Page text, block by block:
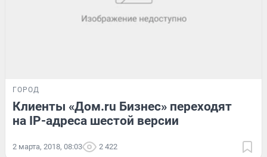
ГОРОД
Клиенты «Дом.ru Бизнес» переходят
на IP-адреса шестой версии
2 марта, 2018, 08:03 2 422